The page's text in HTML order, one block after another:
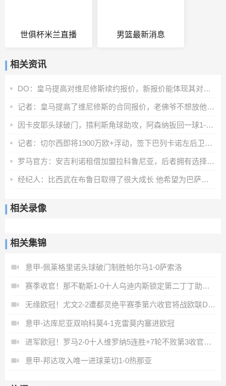
世俱杯米兰直播 男篮最新消息
相关资讯
DO：皇马提高对维尼修斯续约报价，新报价能体现其对球队重要性
记者：皇马提高了维尼修斯的合同报价，老佛爷不想放他免费离队
因卡皮耶头球破门，措利斯角球助攻，阿森纳扳回一球1-2贝蒂斯
记者：切尔西即将1900万欧+浮动，签下巴列卡诺左后卫查瓦里亚
罗马官方：安吉利诺租借加盟拉科鲁尼亚，后者拥有选择买断条款
经纪人：比西武在布鲁日取得了很大成长 他希望为巴萨奉献一切
相关录像
相关集锦
意甲-佩莱格里诺头球破门制胜帕尔马1-0萨索洛
赛季收官！那不勒斯1-0十人乌迪内斯锁定第二丁丁助攻霍伊伦制胜
无缘欧冠！尤文2-2遭都灵绝平赛季第六收官将战欧联DV9双响
意甲-达库尼亚双响科莫4-1克雷莫内塞进欧冠
进军欧冠！罗马2-0十人维罗纳5连胜+7轮不败第3收官迪巴拉2助攻
意甲-邦达攻入唯一进球莱切1-0热那亚